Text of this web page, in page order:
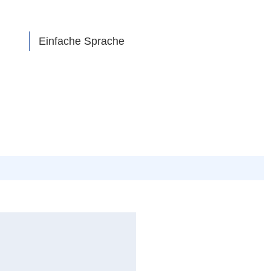
Einfache Sprache